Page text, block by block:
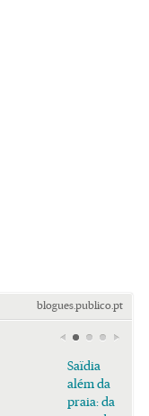
blogues.publico.pt
Saïdia
além da
praia: da